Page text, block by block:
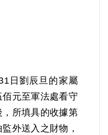
日劉辰旦的家屬
元至軍法處看守
所填具的收據第
外送入之財物，